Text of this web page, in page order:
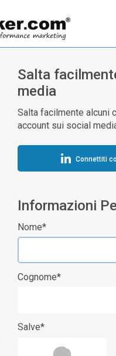
Salta
media
Salta facilmente alcuni
account sui social
Connettiti
Informazioni
Nome*
Cognome*
Salve*